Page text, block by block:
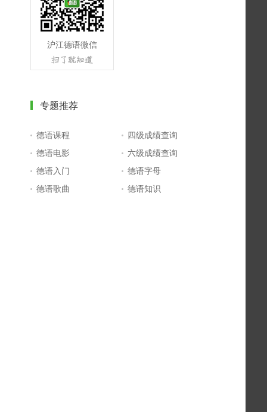
沪江德语微信
专题推荐
德语课程
四级成绩查询
德语电影
六级成绩查询
德语入门
德语字母
德语歌曲
德语知识